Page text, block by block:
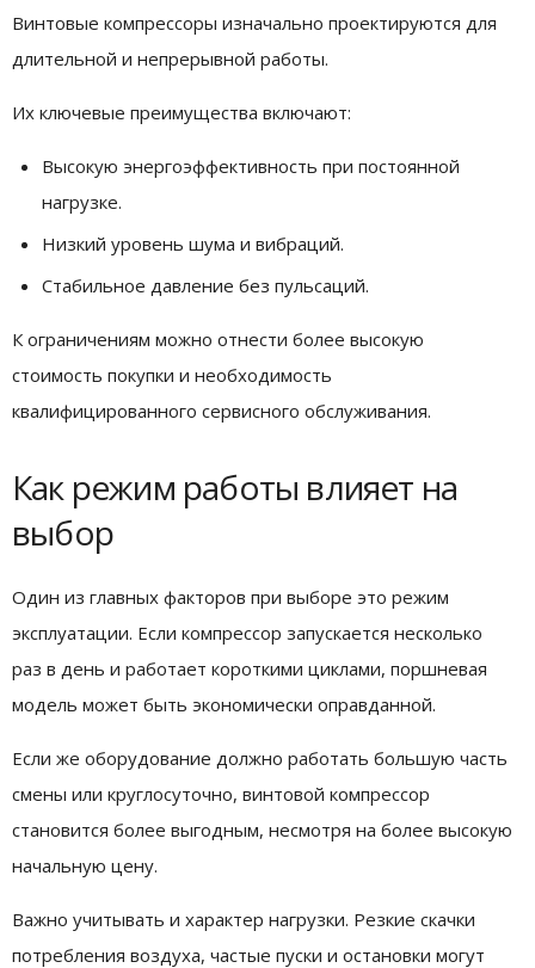
Винтовые компрессоры изначально проектируются для
длительной и непрерывной работы.
Их ключевые преимущества включают:
Высокую энергоэффективность при постоянной
нагрузке.
Низкий уровень шума и вибраций.
Стабильное давление без пульсаций.
К ограничениям можно отнести более высокую
стоимость покупки и необходимость
квалифицированного сервисного обслуживания.
Как режим работы влияет на
выбор
Один из главных факторов при выборе это режим
эксплуатации. Если компрессор запускается несколько
раз в день и работает короткими циклами, поршневая
модель может быть экономически оправданной.
Если же оборудование должно работать большую часть
смены или круглосуточно, винтовой компрессор
становится более выгодным, несмотря на более высокую
начальную цену.
Важно учитывать и характер нагрузки. Резкие скачки
потребления воздуха, частые пуски и остановки могут